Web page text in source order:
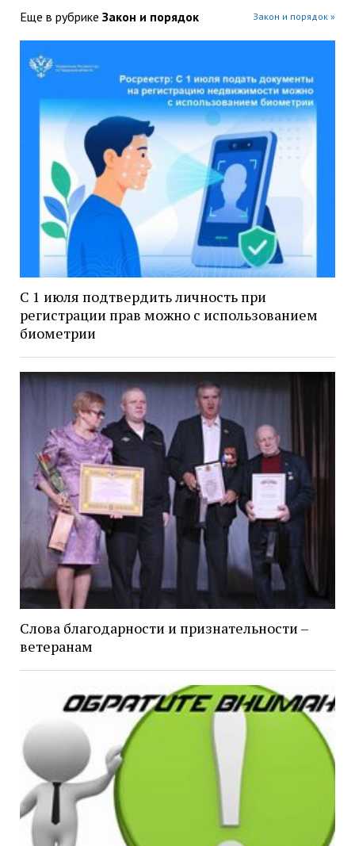
Еще в рубрике Закон и порядок Закон и порядок »
С 1 июля подтвердить личность при
регистрации прав можно с использованием
биометрии
Слова благодарности и признательности –
ветеранам